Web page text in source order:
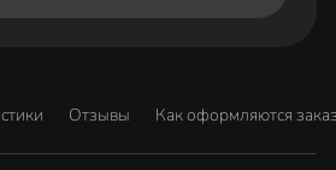
Отзывы Как оформляются